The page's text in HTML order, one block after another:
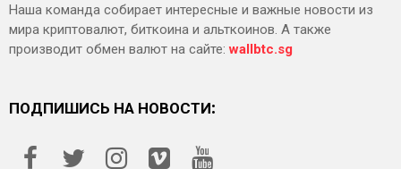
Наша команда собирает интересные и важные новости из
мира криптовалют, биткоина и альткоинов. А также
производит обмен валют на сайте:wallbtc.sg
ПОДПИШИСЬ НА НОВОСТИ: